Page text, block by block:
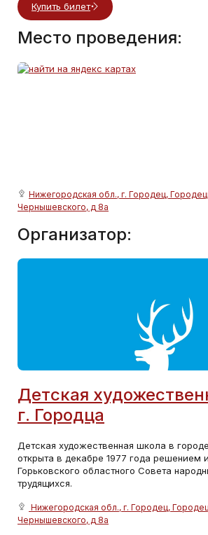
Купить билет
Место проведения:
Нижегородская обл., г. Городец,
Чернышевского, д 8а
Организатор:
Детская
г. Городца
Детская художественная школа в
открыта в декабре 1977 года решением
Горьковского областного Совета
трудящихся.
Нижегородская обл., г. Городец,
Чернышевского, д 8а